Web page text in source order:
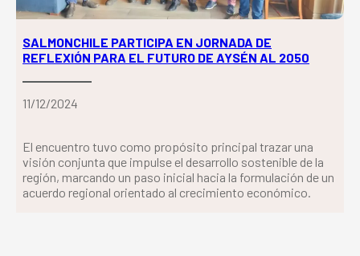
SALMONCHILE PARTICIPA EN JORNADA DE
REFLEXIÓN PARA EL FUTURO DE AYSÉN AL 2050
11/12/2024
El encuentro tuvo como propósito principal trazar una
visión conjunta que impulse el desarrollo sostenible de la
región, marcando un paso inicial hacia la formulación de un
acuerdo regional orientado al crecimiento económico.